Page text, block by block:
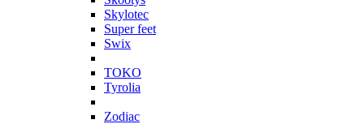
Skylotec
Super feet
Swix
TOKO
Tyrolia
Zodiac